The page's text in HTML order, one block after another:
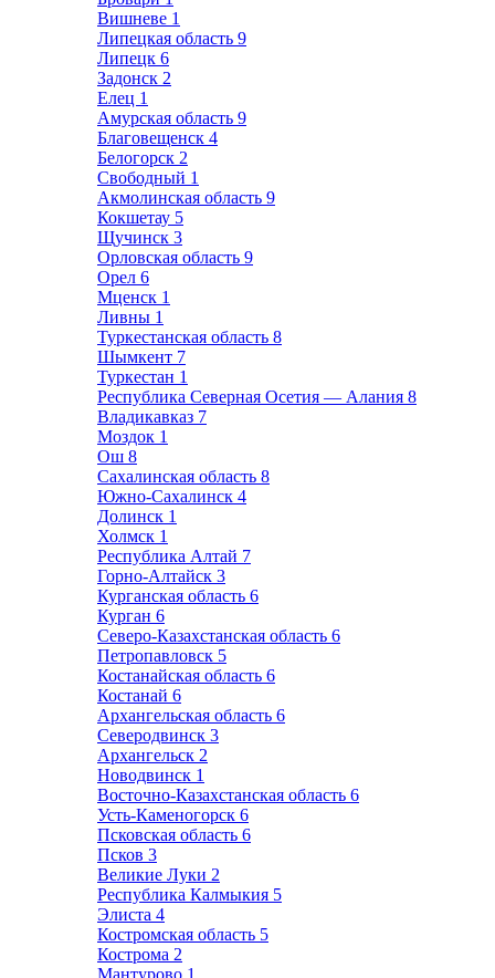
Вишневе 1
Липецкая область 9
Липецк 6
Задонск 2
Елец 1
Амурская область 9
Благовещенск 4
Белогорск 2
Свободный 1
Акмолинская область 9
Кокшетау 5
Щучинск 3
Орловская область 9
Орел 6
Мценск 1
Ливны 1
Туркестанская область 8
Шымкент 7
Туркестан 1
Республика Северная Осетия — Алания 8
Владикавказ 7
Моздок 1
Ош 8
Сахалинская область 8
Южно-Сахалинск 4
Долинск 1
Холмск 1
Республика Алтай 7
Горно-Алтайск 3
Курганская область 6
Курган 6
Северо-Казахстанская область 6
Петропавловск 5
Костанайская область 6
Костанай 6
Архангельская область 6
Северодвинск 3
Архангельск 2
Новодвинск 1
Восточно-Казахстанская область 6
Усть-Каменогорск 6
Псковская область 6
Псков 3
Великие Луки 2
Республика Калмыкия 5
Элиста 4
Костромская область 5
Кострома 2
Мантурово 1